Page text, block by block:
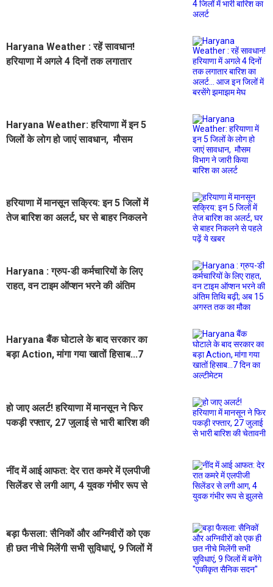
Haryana Weather : रहें सावधान!
हरियाणा में अगले 4 दिनों तक लगातार
Haryana Weather: हरियाणा में इन 5
जिलों के लोग हो जाएं सावधान, मौसम
हरियाणा में मानसून सक्रिय: इन 5 जिलों में
तेज बारिश का अलर्ट, घर से बाहर निकलने
Haryana : ग्रुप-डी कर्मचारियों के लिए
राहत, वन टाइम ऑप्शन भरने की अंतिम
Haryana बैंक घोटाले के बाद सरकार का
बड़ा Action, मांगा गया खातों हिसाब...7
हो जाए अलर्ट! हरियाणा में मानसून ने फिर
पकड़ी रफ्तार, 27 जुलाई से भारी बारिश की
नींद में आई आफत: देर रात कमरे में एलपीजी
सिलेंडर से लगी आग, 4 युवक गंभीर रूप से
बड़ा फैसला: सैनिकों और अग्निवीरों को एक
ही छत नीचे मिलेंगी सभी सुविधाएं, 9 जिलों में